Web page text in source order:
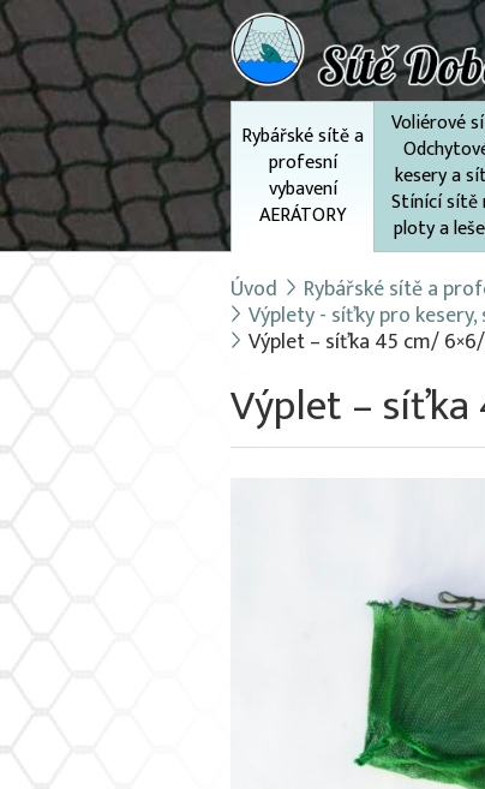
Rybářské sítě a
profesní
vybavení
AERÁTORY
Voliérové
kesery a
Stínící sítě
ploty a
Úvod Rybářské sítě a
Výplety - síťky pro kesery,
Výplet – síťka 45 cm/
Výplet – síťka